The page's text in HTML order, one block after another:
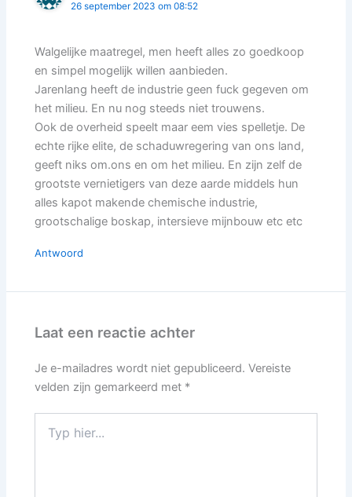
26 september 2023 om 08:52
Walgelijke maatregel, men heeft alles zo goedkoop
en simpel mogelijk willen aanbieden.
Jarenlang heeft de industrie geen fuck gegeven om
het milieu. En nu nog steeds niet trouwens.
Ook de overheid speelt maar eem vies spelletje. De
echte rijke elite, de schaduwregering van ons land,
geeft niks om.ons en om het milieu. En zijn zelf de
grootste vernietigers van deze aarde middels hun
alles kapot makende chemische industrie,
grootschalige boskap, intersieve mijnbouw etc etc
Antwoord
Laat een reactie achter
Je e-mailadres wordt niet gepubliceerd. Vereiste
velden zijn gemarkeerd met *
hier...